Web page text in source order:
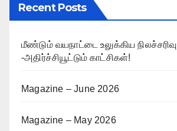
Recent Posts
மீண்டும் வயநாட்டை உலுக்கிய நிலச்சரிவு
-அதிர்ச்சியூட்டும் காட்சிகள்!
Magazine – June 2026
Magazine – May 2026